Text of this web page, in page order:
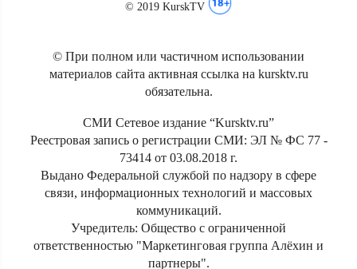
© 2019 KurskTV
© При полном или частичном использовании
материалов сайта активная ссылка на kursktv.ru
обязательна.
СМИ Сетевое издание “Kursktv.ru”
Реестровая запись о регистрации СМИ: ЭЛ № ФС 77 -
73414 от 03.08.2018 г.
Выдано Федеральной службой по надзору в сфере
связи, информационных технологий и массовых
коммуникаций.
Учредитель: Общество с ограниченной
ответственностью "Маркетинговая группа Алёхин и
партнеры".